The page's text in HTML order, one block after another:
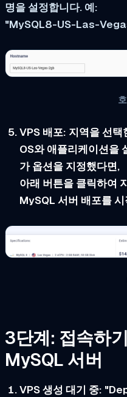
명을 설정합니다. 예:
"MySQL8-US-Las-
VPS 배포: 지역을 선택
OS와 애플리케이션을
가 옵션을 지정했다면,
아래 버튼을 클릭하여
MySQL 서버 배포를
3단계: 접속하기
MySQL 서버
VPS 생성 대기 중: